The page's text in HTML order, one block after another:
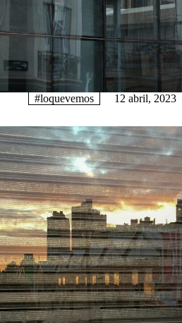
#loquevemos 12 abril, 2023